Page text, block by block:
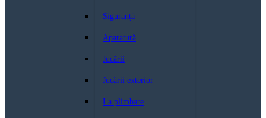
Siguranță
Aparatură
Jucării
Jucării exterior
La plimbare